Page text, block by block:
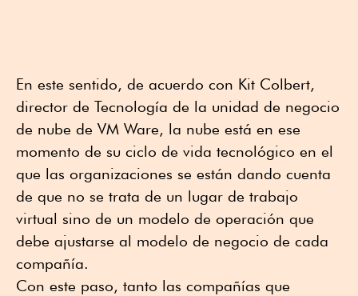
En este sentido, de acuerdo con Kit Colbert,
director de Tecnología de la unidad de negocio
de nube de VM Ware, la nube está en ese
momento de su ciclo de vida tecnológico en el
que las organizaciones se están dando cuenta
de que no se trata de un lugar de trabajo
virtual sino de un modelo de operación que
debe ajustarse al modelo de negocio de cada
compañía.
Con este paso, tanto las compañías que